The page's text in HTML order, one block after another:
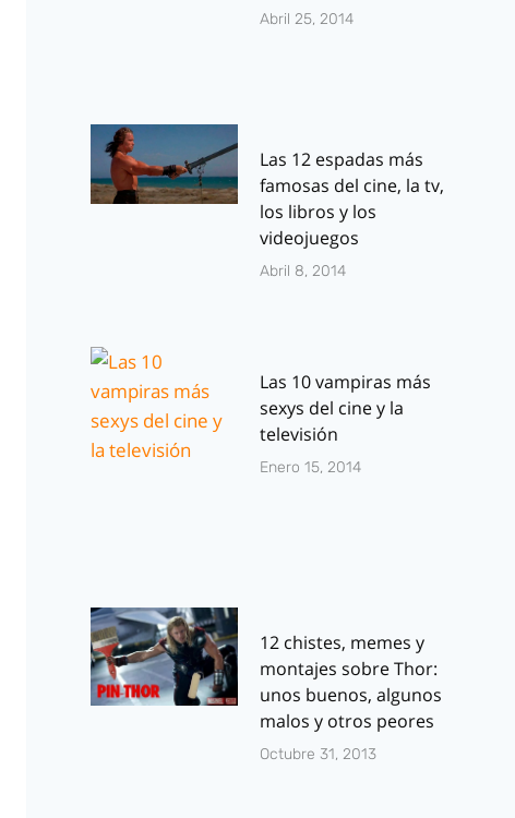
Abril 25, 2014
Las 12 espadas más
famosas del cine, la tv,
los libros y los
videojuegos
Abril 8, 2014
Las 10 vampiras más
sexys del cine y la
televisión
Enero 15, 2014
12 chistes, memes y
montajes sobre Thor:
unos buenos, algunos
malos y otros peores
Octubre 31, 2013